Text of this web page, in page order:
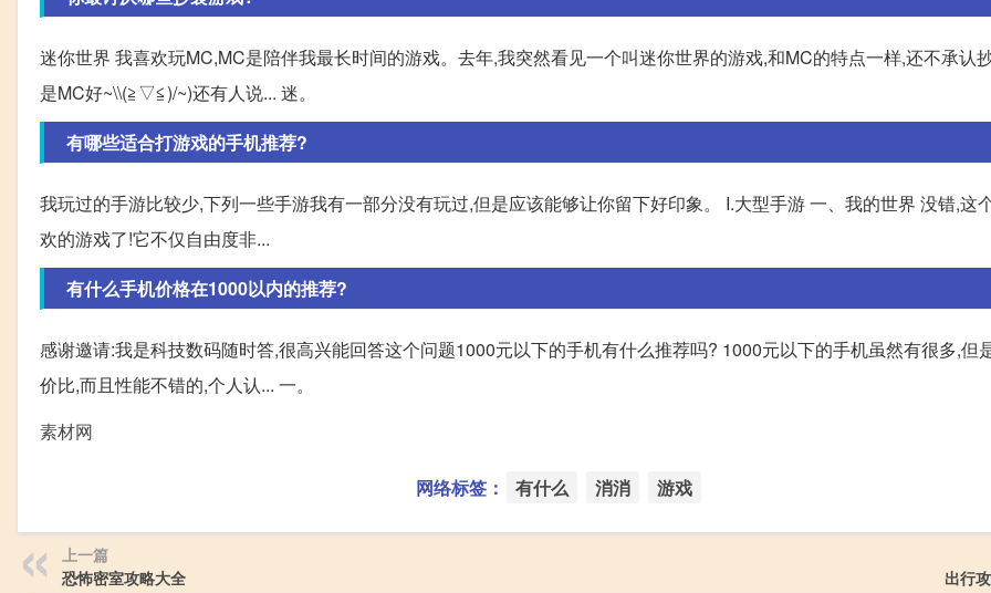
迷你世界 我喜欢玩MC,MC是陪伴我最长时间的游戏。去年,我突然看见一个叫迷你世界的游戏,和MC的特点一样,还不承认
是MC好~\\(≧▽≦)/~)还有人说... 迷。
有哪些适合打游戏的手机推荐?
我玩过的手游比较少,下列一些手游我有一部分没有玩过,但是应该能够让你留下好印象。 I.大型手游 一、我的世界 没错,这
欢的游戏了!它不仅自由度非...
有什么手机价格在1000以内的推荐?
感谢邀请:我是科技数码随时答,很高兴能回答这个问题1000元以下的手机有什么推荐吗? 1000元以下的手机虽然有很多,但
价比,而且性能不错的,个人认... 一。
素材网
网络标签： 有什么 消消 游戏
上一篇
恐怖密室攻略大全
出行